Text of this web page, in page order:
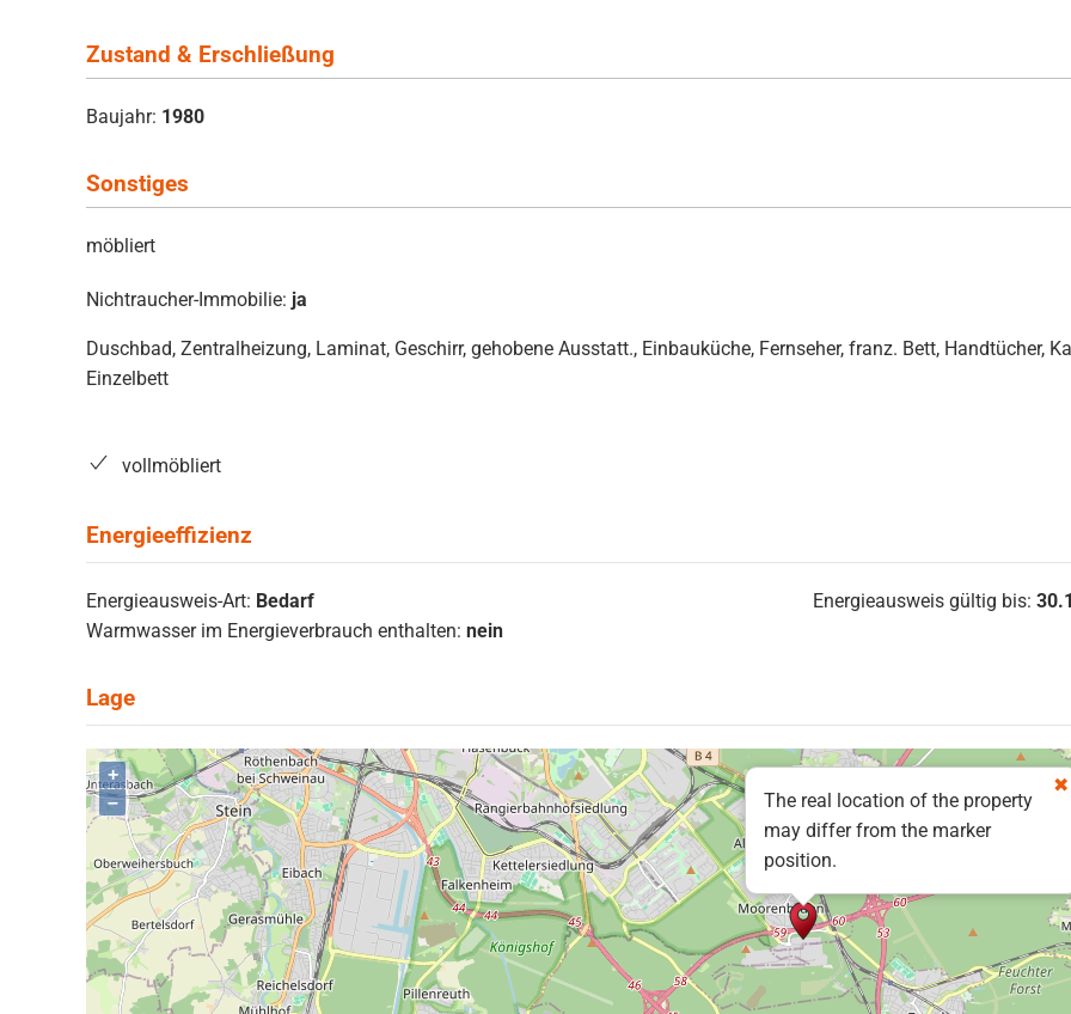
Zustand & Erschließung
Baujahr: 1980
Sonstiges
möbliert
Nichtraucher-Immobilie: ja
Duschbad, Zentralheizung, Laminat, Geschirr, gehobene Ausstatt., Einbauküche, Fernseher, franz. Bett, Handtücher,
Einzelbett
vollmöbliert
Energieausweis-Art: Bedarf Energieausweis gültig bis:
Warmwasser im Energieverbrauch enthalten: nein
The real location of the property
may differ from the marker
position.
+
–